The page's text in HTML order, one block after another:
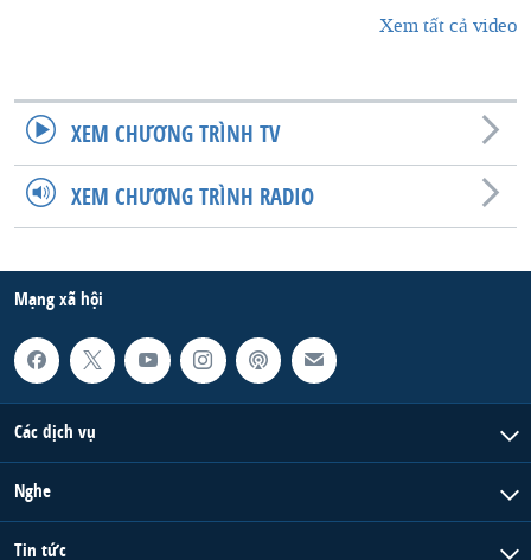
Xem tất cả video
XEM CHƯƠNG TRÌNH TV
XEM CHƯƠNG TRÌNH RADIO
Mạng xã hội
Các dịch vụ
Nghe
Tin tức